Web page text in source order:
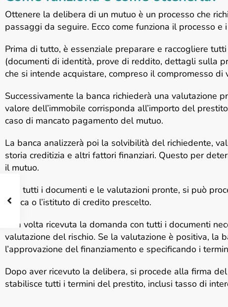
Ottenere la delibera di un mutuo è un processo che
passaggi da seguire. Ecco come funziona il processo
Prima di tutto, è essenziale preparare e raccogliere
(documenti di identità, prove di reddito, dettagli sulla
che si intende acquistare, compreso il compromesso
Successivamente la banca richiederà una valutazione
valore dell’immobile corrisponda all’importo del
caso di mancato pagamento del mutuo.
La banca analizzerà poi la solvibilità del richiedente,
storia creditizia e altri fattori finanziari. Questo per
il mutuo.
Con tutti i documenti e le valutazioni pronte, si può
banca o l’istituto di credito prescelto.
Una volta ricevuta la domanda con tutti i documenti
valutazione del rischio. Se la valutazione è positiva, la
l’approvazione del finanziamento e specificando i
Dopo aver ricevuto la delibera, si procede alla firma
stabilisce tutti i termini del prestito, inclusi tasso di